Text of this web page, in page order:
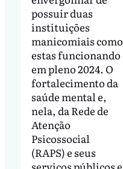
possuir duas
instituições
manicomiais como
estas funcionando
em pleno 2024. O
fortalecimento da
saúde mental e,
nela, da Rede de
Atenção
Psicossocial
(RAPS) e seus